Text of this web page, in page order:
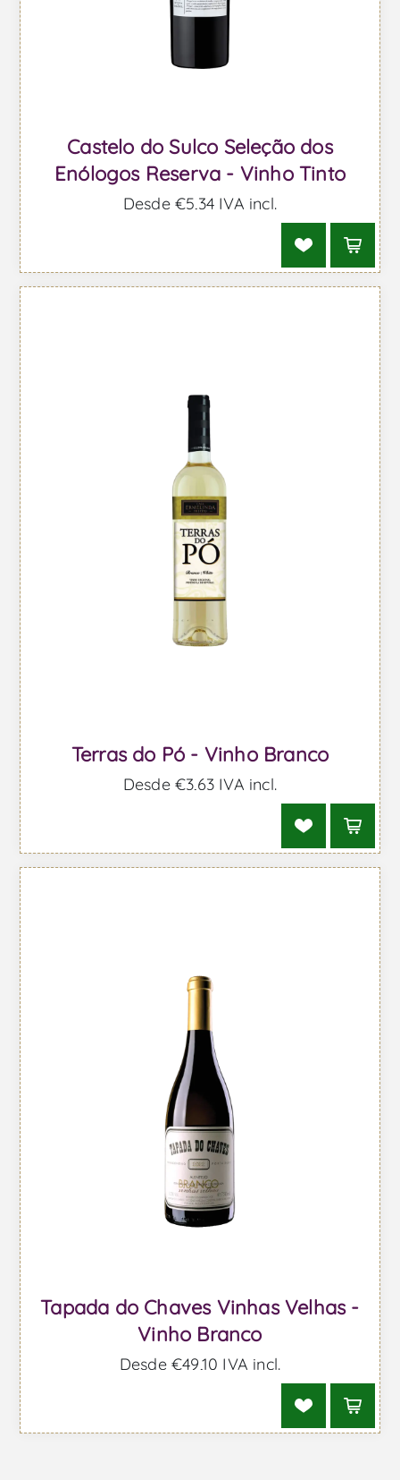
Castelo do Sulco Seleção dos
Enólogos Reserva - Vinho Tinto
Desde €5,34 IVA incl.
Terras do Pó - Vinho Branco
Desde €3,63 IVA incl.
Tapada do Chaves Vinhas Velhas -
Vinho Branco
Desde €49,10 IVA incl.